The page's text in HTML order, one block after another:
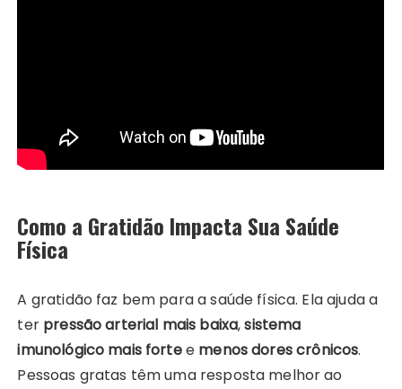
Como a Gratidão Impacta Sua Saúde
Física
A gratidão faz bem para a saúde física. Ela ajuda a
ter pressão arterial mais baixa,sistema
imunológico mais fortee menos dores crônicos.
Pessoas gratas têm uma resposta melhor ao